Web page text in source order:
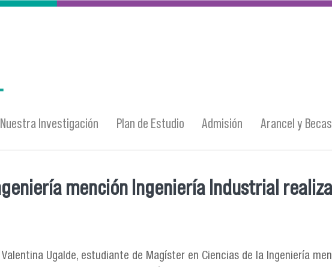
Nuestra Investigación Plan de Estudio Admisión Arancel y Becas
mención Ingeniería Industrial
Valentina Ugalde, estudiante de Magíster en Ciencias de la Ingeniería